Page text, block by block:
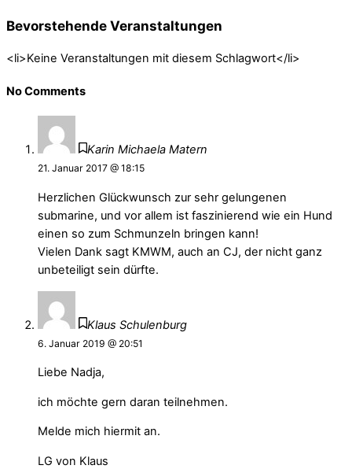
Bevorstehende Veranstaltungen
<li>Keine Veranstaltungen mit diesem Schlagwort</li>
No Comments
Karin Michaela Matern
21. Januar 2017 @ 18:15
Herzlichen Glückwunsch zur sehr gelungenen
submarine, und vor allem ist faszinierend wie ein Hund
einen so zum Schmunzeln bringen kann!
Vielen Dank sagt KMWM, auch an CJ, der nicht ganz
unbeteiligt sein dürfte.
Klaus Schulenburg
6. Januar 2019 @ 20:51
Liebe Nadja,
ich möchte gern daran teilnehmen.
Melde mich hiermit an.
LG von Klaus